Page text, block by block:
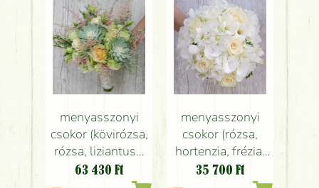
menyasszonyi
csokor (kövirózsa,
rózsa, liziantusz,
astilbe, zöld,
63 430 Ft
menyasszonyi
csokor (rózsa,
hortenzia, frézia,
fehér)
35 700 Ft